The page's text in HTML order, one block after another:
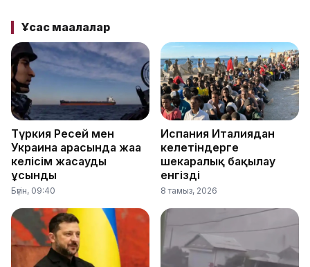
Ұқсас мақалалар
Түркия Ресей мен
Украина арасында жаңа
келісім жасауды
ұсынды
Бүгін, 09:40
Испания Италиядан
келетіндерге
шекаралық бақылау
енгізді
8 тамыз, 2026